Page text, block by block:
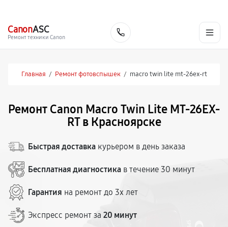
CanonASC
Ремонт техники Canon
Главная / Ремонт фотовспышек / macro twin lite mt-26ex-rt
Ремонт Canon Macro Twin Lite MT-26EX-
RT в Красноярске
Быстрая доставка курьером в день заказа
Бесплатная диагностика в течение 30 минут
Гарантия на ремонт до 3х лет
Экспресс ремонт за 20 минут